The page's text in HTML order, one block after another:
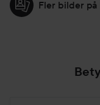
Fler bilder